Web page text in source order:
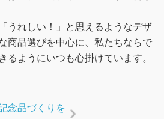
うれしい！」と思えるようなデザ
商品選びを中心に、私たちならで
るようにいつも心掛けています。
念品づくりを